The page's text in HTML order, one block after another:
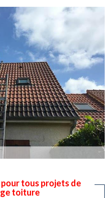
tous projets de
toiture